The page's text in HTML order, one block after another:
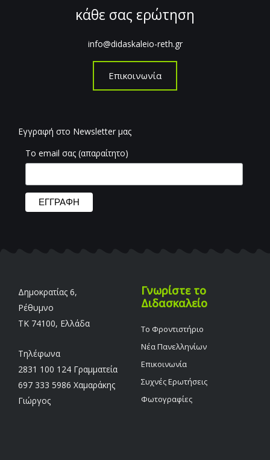
κάθε σας ερώτηση
info@didaskaleio-reth.gr
Επικοινωνία
Εγγραφή στο Newsletter μας
Το email σας (απαραίτητο)
Δημοκρατίας 6,
Ρέθυμνο
TK 74100, Ελλάδα
Τηλέφωνα
2831 100 124 Γραμματεία
697 333 5986 Χαμαράκης
Γιώργος
Γνωρίστε το
Διδασκαλείο
Το Φροντιστήριο
Νέα Πανελληνίων
Επικοινωνία
Συχνές Ερωτήσεις
Φωτογραφίες